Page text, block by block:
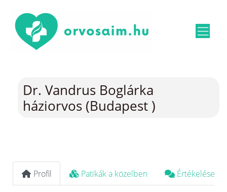
Dr. Vandrus Boglárka
háziorvos (Budapest )
Profil Patikák a közelben Értékelések